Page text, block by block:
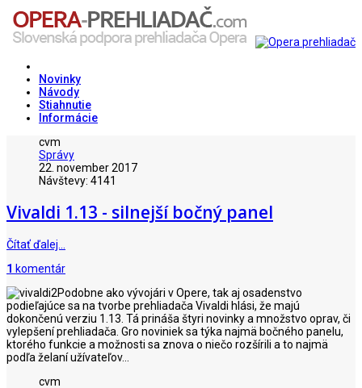
Novinky
Návody
Stiahnutie
Informácie
cvm
Správy
22. november 2017
Návštevy: 4141
Vivaldi 1.13 - silnejší bočný panel
Čítať ďalej…
1 komentár
Podobne ako vývojári v Opere, tak aj osadenstvo
podieľajúce sa na tvorbe prehliadača Vivaldi hlási, že majú
dokončenú verziu 1.13. Tá prináša štyri novinky a množstvo oprav, či
vylepšení prehliadača. Gro noviniek sa týka najmä bočného panelu,
ktorého funkcie a možnosti sa znova o niečo rozšírili a to najmä
podľa želaní užívateľov...
cvm